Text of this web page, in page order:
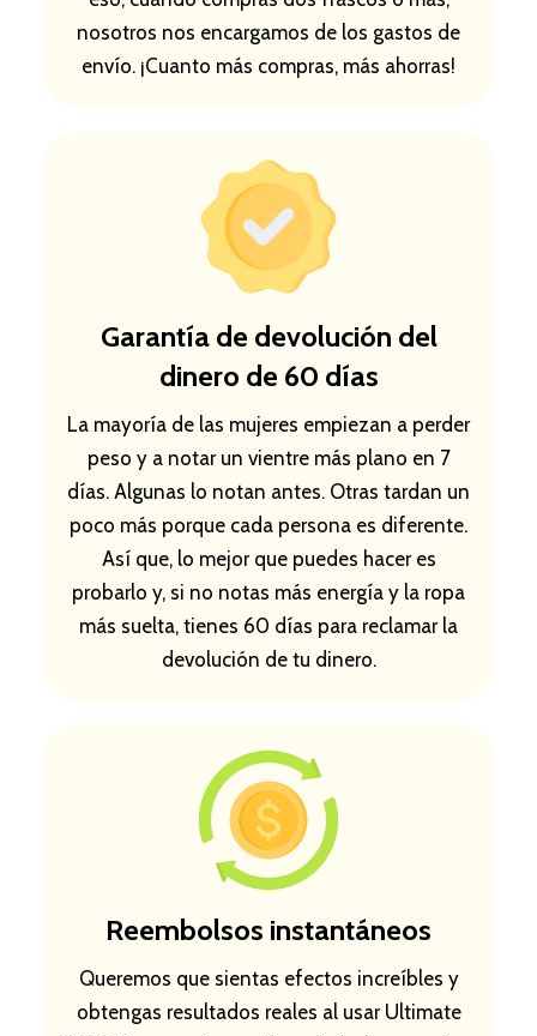
nosotros nos encargamos de los gastos de
envío. ¡Cuanto más compras, más ahorras!
Garantía de devolución del
dinero de 60 días
La mayoría de las mujeres empiezan a perder
peso y a notar un vientre más plano en 7
días. Algunas lo notan antes. Otras tardan un
poco más porque cada persona es diferente.
Así que, lo mejor que puedes hacer es
probarlo y, si no notas más energía y la ropa
más suelta, tienes 60 días para reclamar la
devolución de tu dinero.
Reembolsos instantáneos
Queremos que sientas efectos increíbles y
obtengas resultados reales al usar Ultimate